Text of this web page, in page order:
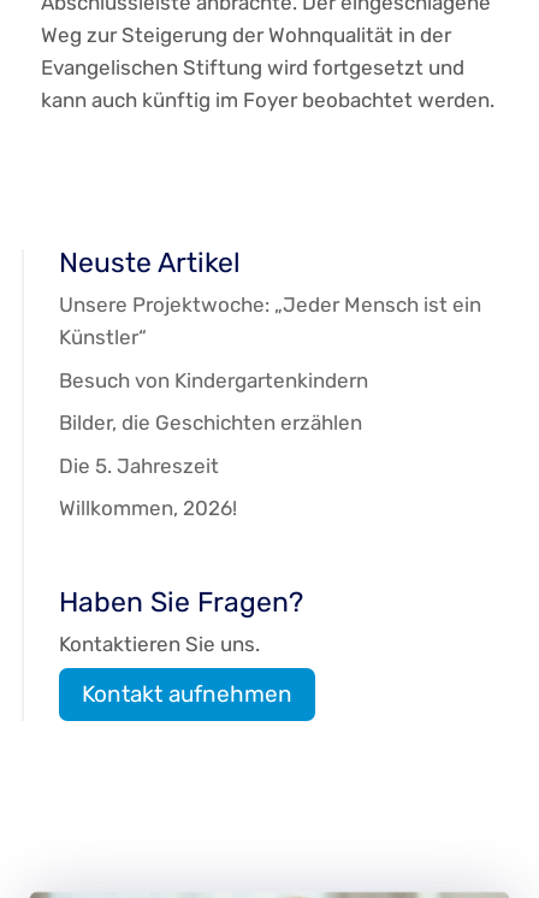
Weg zur Steigerung der Wohnqualität in der
Evangelischen Stiftung wird fortgesetzt und
kann auch künftig im Foyer beobachtet werden.
Neuste Artikel
Unsere Projektwoche: „Jeder Mensch ist ein
Künstler“
Besuch von Kindergartenkindern
Bilder, die Geschichten erzählen
Die 5. Jahreszeit
Willkommen, 2026!
Haben Sie Fragen?
Kontaktieren Sie uns.
Kontakt aufnehmen